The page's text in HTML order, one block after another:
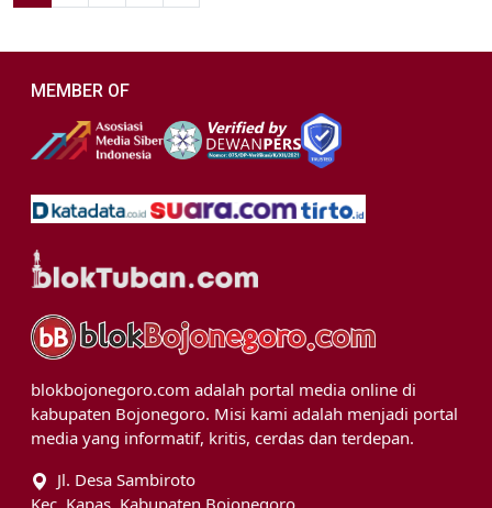
MEMBER OF
blokbojonegoro.com adalah portal media online di
kabupaten Bojonegoro. Misi kami adalah menjadi portal
media yang informatif, kritis, cerdas dan terdepan.
Jl. Desa Sambiroto
Kec. Kapas, Kabupaten Bojonegoro